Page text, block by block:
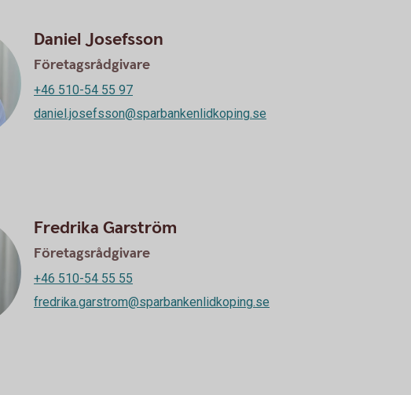
Daniel Josefsson
Företagsrådgivare
+46 510-54 55 97
daniel.josefsson@sparbankenlidkoping.se
Fredrika Garström
Företagsrådgivare
+46 510-54 55 55
fredrika.garstrom@sparbankenlidkoping.se